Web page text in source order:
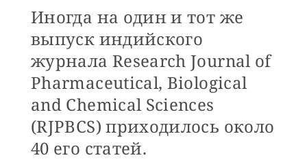
Иногда на один и тот же
выпуск индийского
журнала Research Journal of
Pharmaceutical, Biological
and Chemical Sciences
(RJPBCS) приходилось около
40 его статей.